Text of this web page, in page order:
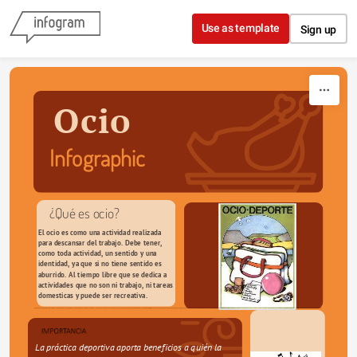
Skip to content
Use as template Sign up
Ocio
Infographic
¿Qué es ocio?
El ocio es como una actividad realizada
para descansar del trabajo. Debe tener,
como toda actividad, un sentido y una
identidad, ya que si no tiene sentido es
aburrido. Al tiempo libre que se dedica a
actividades que no son ni trabajo, ni tareas
domesticas y puede ser recreativa.
La práctica deportiva aporta beneficios a quién la